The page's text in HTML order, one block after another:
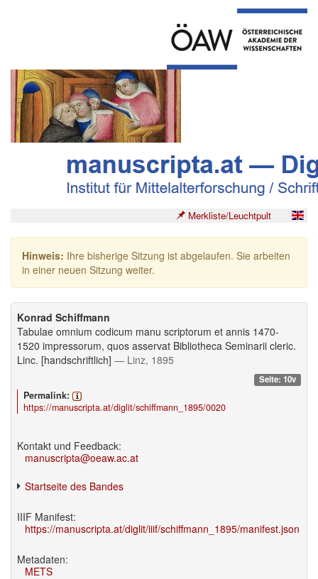
Merkliste/Leuchtpult
Hinweis: Ihre bisherige Sitzung ist abgelaufen. Sie arbeiten
in einer neuen Sitzung weiter.
Konrad Schiffmann
Tabulae omnium codicum manu scriptorum et annis 1470-
1520 impressorum, quos asservat Bibliotheca Seminarii cleric.
Linc. [handschriftlich] — Linz, 1895
Seite: 10v
Permalink:
https://manuscripta.at/diglit/schiffmann_1895/0020
Kontakt und Feedback:
manuscripta@oeaw.ac.at
Startseite des Bandes
IIIF Manifest:
https://manuscripta.at/diglit/iiif/schiffmann_1895/manifest.json
Metadaten:
METS